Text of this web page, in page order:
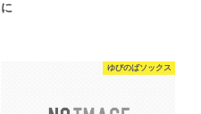
に
ゆびのばソックス